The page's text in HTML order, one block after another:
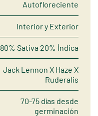
Autofloreciente
Interior y Exterior
80% Sativa 20% Índica
Jack Lennon X Haze X
Ruderalis
70-75 días desde
germinación